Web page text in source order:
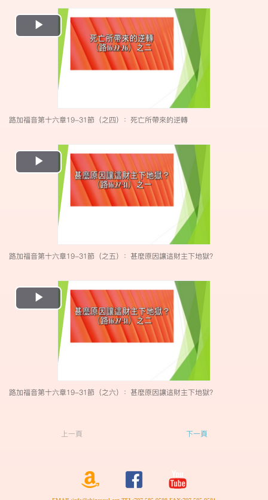
Play
Video
路加福音第十六章19-31節（之四）：死亡所帶來的逆轉
Play
Video
路加福音第十六章19-31節（之五）：甚麼原因讓這財主下地獄？
Play
Video
路加福音第十六章19-31節（之六）：甚麼原因讓這財主下地獄？
上一頁 下一頁